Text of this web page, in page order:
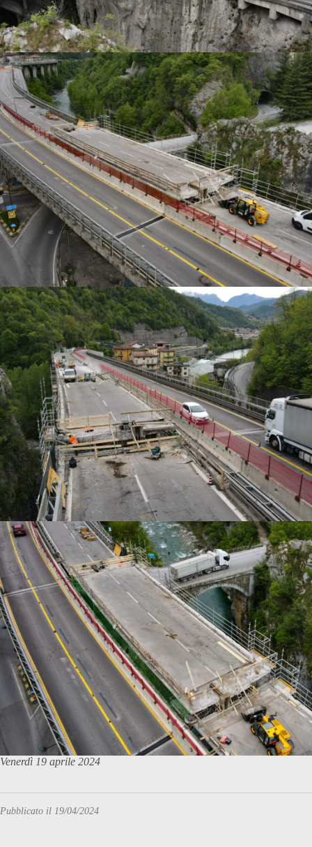
Venerdì 19 aprile 2024
Pubblicato il 19/04/2024